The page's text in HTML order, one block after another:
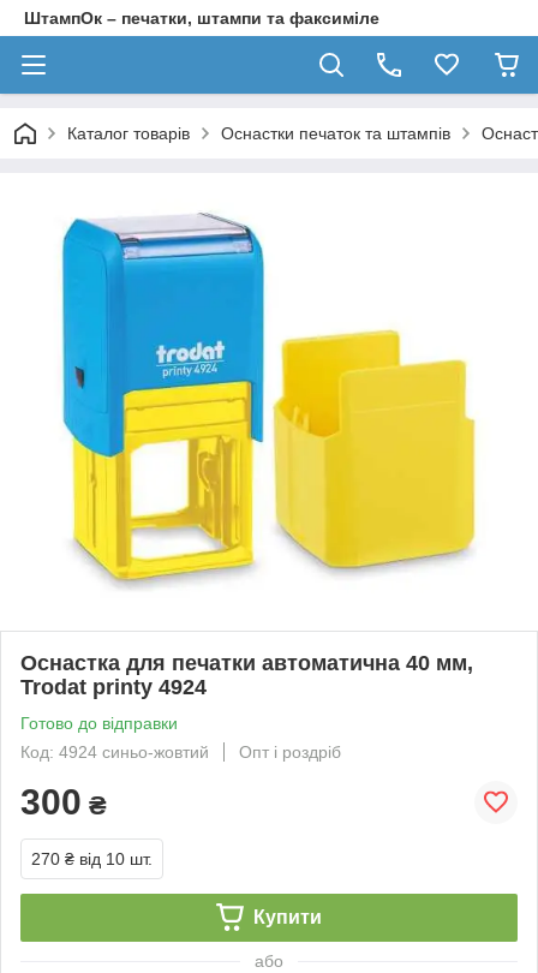
ШтампОк – печатки, штампи та факсиміле
Каталог товарів Оснастки печаток та штампів
Оснастка для печатки автоматична 40 мм,
Trodat printy 4924
Готово до відправки
Код: 4924 синьо-жовтий
Опт і роздріб
300 ₴
270 ₴ від 10 шт.
Купити
або